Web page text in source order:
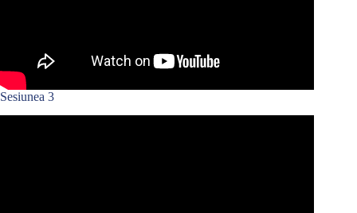
Sesiunea 3